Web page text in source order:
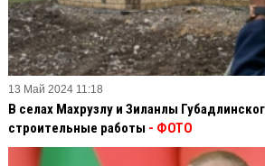
13 Май 2024 11:18
В селах Махрузлу и Зиланлы
строительные работы - ФОТО